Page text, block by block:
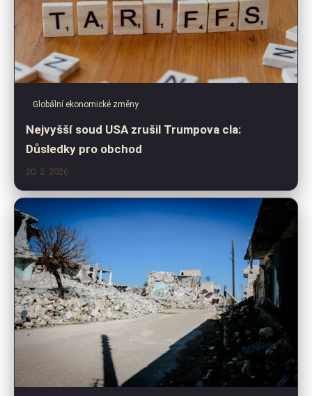
Globální ekonomické změny
Nejvyšší soud USA zrušil Trumpova cla:
Důsledky pro obchod
20. 2. 2026